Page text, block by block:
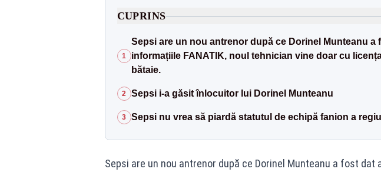
CUPRINS
1
Sepsi are un nou antrenor după ce Dorinel Munteanu a
informațiile FANATIK, noul tehnician vine doar cu
bătaie.
2 Sepsi i-a găsit înlocuitor lui Dorinel Munteanu
3 Sepsi nu vrea să piardă statutul de echipă fanion a
Sepsi are un nou antrenor după ce Dorinel Munteanu a fost dat